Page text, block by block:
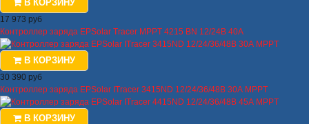
В КОРЗИНУ
17 973 руб
Контроллер заряда EPSolar Tracer MPPT 4215 BN 12/24В 40А
В КОРЗИНУ
30 390 руб
Контроллер заряда EPSolar ITracer 3415ND 12/24/36/48В 30А MPPT
В КОРЗИНУ